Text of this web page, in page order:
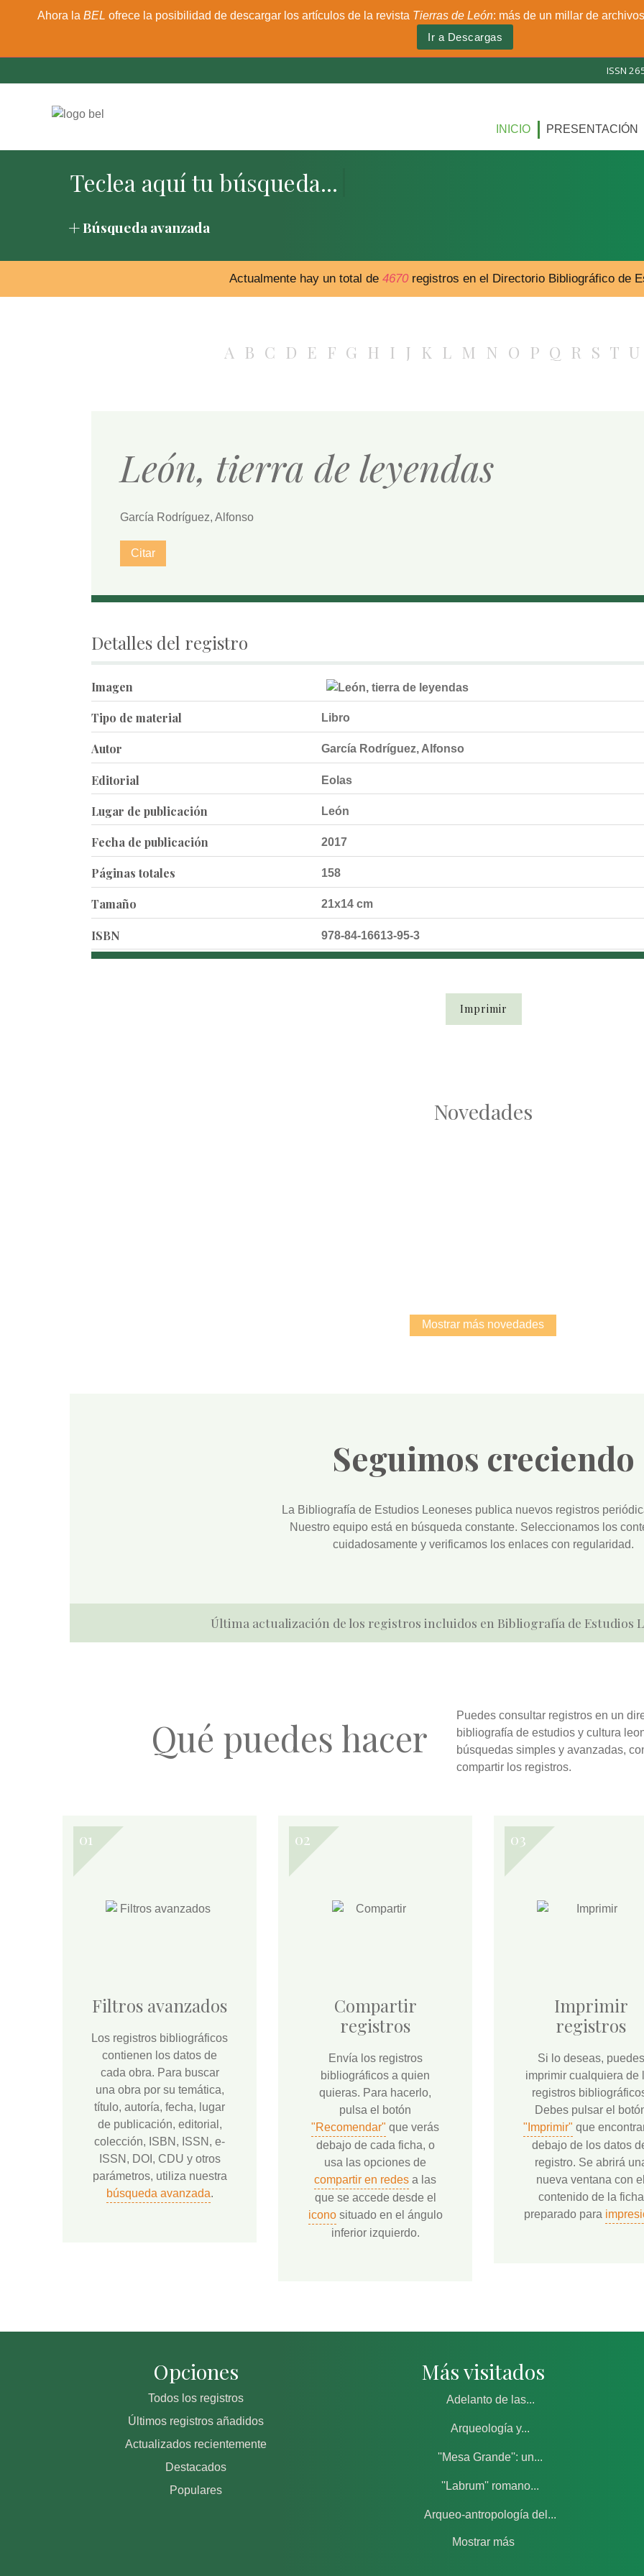
ISSN
INICIO PRESENTACIÓN
Búsqueda avanzada
Actualmente hay un total de 4670registros en el Directorio Bibliográfico de
A B C D E F G H I J K L M N O P Q R S T U
León, tierra de leyendas
García Rodríguez, Alfonso
Citar
Detalles del registro
Imagen
Tipo de material Libro
Autor García Rodríguez, Alfonso
Editorial Eolas
Lugar de publicación León
Fecha de publicación 2017
Páginas totales 158
Tamaño 21x14 cm
ISBN 978-84-16613-95-3
Imprimir
Novedades
Mostrar más novedades
Seguimos creciendo
La Bibliografía de Estudios Leoneses publica nuevos registros
Nuestro equipo está en búsqueda constante. Seleccionamos los
cuidadosamente y verificamos los enlaces con regularidad.
Última actualización de los registros incluidos en Bibliografía de Estudios
Qué puedes hacer Puedes consultarregistros en un
bibliografía de estudios y cultura
búsquedas simples y avanzadas,
compartirlos registros.
Filtros avanzados
Los registros bibliográficos
contienen los datos de
cada obra. Para buscar
una obra por su temática,
título, autoría, fecha, lugar
de publicación, editorial,
colección, ISBN, ISSN, e-
ISSN, DOI, CDU y otros
parámetros, utiliza nuestra
búsqueda avanzada.
Compartir
registros
Envía los registros
bibliográficos a quien
quieras. Para hacerlo,
pulsa el botón
"Recomendar" que verás
debajo de cada ficha, o
usa las opciones de
compartir en redes a las
que se accede desde el
iconosituado en el ángulo
inferior izquierdo.
Imprimir
registros
Si lo deseas, puedes
imprimir cualquiera de
registros
Debes pulsar el
"Imprimir" que
debajo de los datos
registro. Se abrirá
nueva ventana con el
contenido de la ficha
preparado para
Opciones
Todos los registros
Últimos registros añadidos
Actualizados recientemente
Destacados
Populares
Más visitados
Adelanto de las...
Arqueología y...
''Mesa Grande'': un...
''Labrum'' romano...
Arqueo-antropología del...
Mostrar más
Ahora la BEL ofrece la posibilidad de descargar los artículos de la revista Tierras de León: más de un millar de
Ir a Descargas